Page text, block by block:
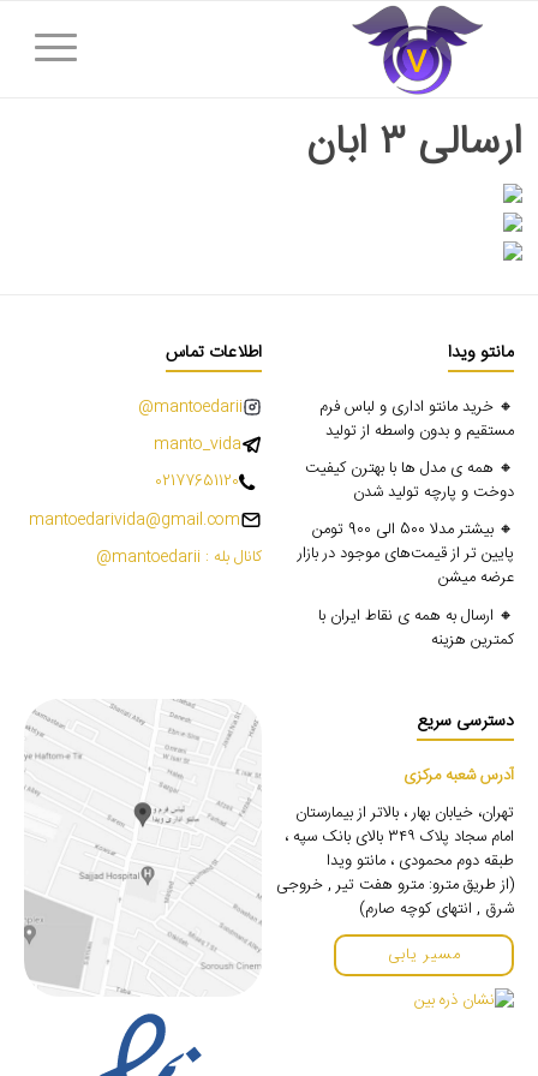
ارسالی ۳ ابان
مانتو ویدا
🔸 خرید مانتو اداری و لباس فرم
مستقیم و بدون واسطه از تولید
🔸 همه ی مدل ها با بهترن کیفیت
دوخت و پارچه تولید شدن
🔸 بیشتر مدلا 500 الی 900 تومن
پایین تر از قیمت‌های موجود در بازار
عرضه میشن
🔸 ارسال به همه ی نقاط ایران با
کمترین هزینه
اطلاعات تماس
mantoedarii@
manto_vida
02177651120
mantoedarivida@gmail.com
کانال بله : mantoedarii@
دسترسی سریع
آدرس شعبه مرکزی
تهران، خیابان بهار ، بالاتر از بیمارستان
امام سجاد پلاک ۳۴۹ بالای بانک سپه ،
طبقه دوم محمودی ، مانتو ویدا
(از طریق مترو: مترو هفت تیر , خروجی
شرق , انتهای کوچه صارم)
مسیر یابی